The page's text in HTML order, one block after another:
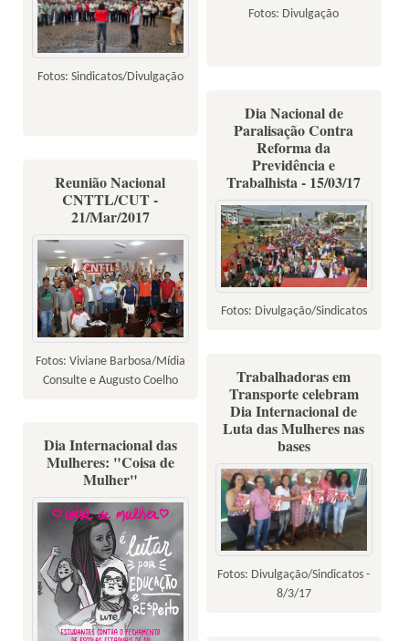
Fotos: Divulgação
Fotos: Sindicatos/Divulgação
Dia Nacional de
Paralisação Contra
Reforma da
Previdência e
Trabalhista - 15/03/17
Fotos: Divulgação/Sindicatos
Reunião Nacional
CNTTL/CUT -
21/Mar/2017
Fotos: Viviane Barbosa/Mídia
Consulte e Augusto Coelho
Trabalhadoras em
Transporte celebram
Dia Internacional de
Luta das Mulheres nas
bases
Fotos: Divulgação/Sindicatos -
8/3/17
Dia Internacional das
Mulheres: "Coisa de
Mulher"